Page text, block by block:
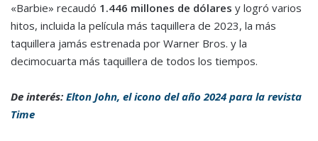
«Barbie» recaudó 1.446 millones de dólares y logró varios
hitos, incluida la película más taquillera de 2023, la más
taquillera jamás estrenada por Warner Bros. y la
decimocuarta más taquillera de todos los tiempos.
De interés: Elton John, el icono del año 2024 para la revista
Time